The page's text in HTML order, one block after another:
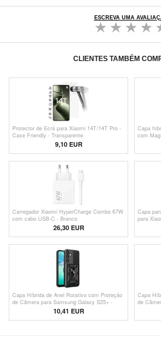
ESCREVA UMA
CLIENTES TAMBÉM
Protector de Ecrã para Xiaomi 14T/14T Pro -
Case Friendly - Transparente
9,10 EUR
Capa
com
Carregador Xiaomi HyperCharge Combo 67W
com cabo USB-C - Branco
26,30 EUR
Capa
para
Capa Híbrida de Anel Rotativo com Proteção
de Câmera para Samsung Galaxy S25+ -
10,41 EUR
Capa
de